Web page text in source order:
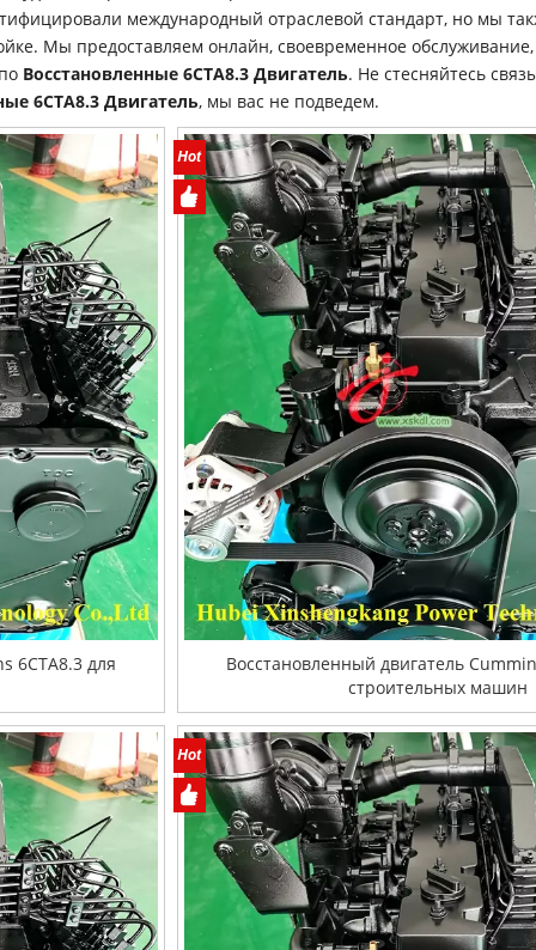
международный отраслевой стандарт, но мы
Мы предоставляем онлайн, своевременное
Восстановленные 6CTA8.3 Двигатель. Не стесняйтесь
6CTA8.3 Двигатель, мы вас не подведем.
6CTA8.3 для
Восстановленный двигатель
строительных машин